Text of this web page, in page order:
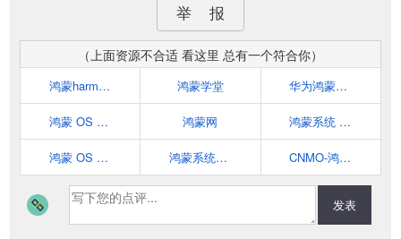
举 报
（上面资源不合适 看这里 总有一个符合你）
鸿蒙harmonyos入门教程-iCloudEnd的博客 鸿蒙学堂 华为鸿蒙HarmonyOS
鸿蒙 OS 开源项目 鸿蒙网 鸿蒙系统 HarmonyOS | 华为操作系统
鸿蒙 OS 代码仓库 鸿蒙系统最新消息-电子发烧友网 CNMO-鸿蒙系统信息
发表